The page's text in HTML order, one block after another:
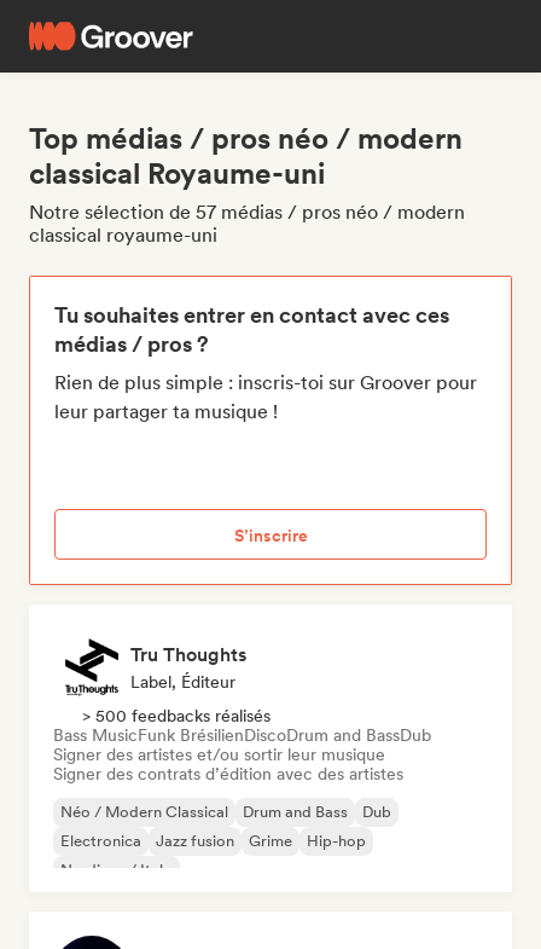
Top médias / pros néo / modern
classical Royaume-uni
Notre sélection de 57 médias / pros néo / modern
classical royaume-uni
Tu souhaites entrer en contact avec ces
médias / pros ?
Rien de plus simple : inscris-toi sur Groover pour
leur partager ta musique !
S’inscrire
Tru Thoughts
Label, Éditeur
> 500 feedbacks réalisés
Bass MusicFunk BrésilienDiscoDrum and BassDub
Signer des artistes et/ou sortir leur musique
Signer des contrats d’édition avec des artistes
Néo / Modern Classical Drum and Bass
Dub
Electronica
Jazz fusion Grime
Hip-hop
Nu-disco / Italo